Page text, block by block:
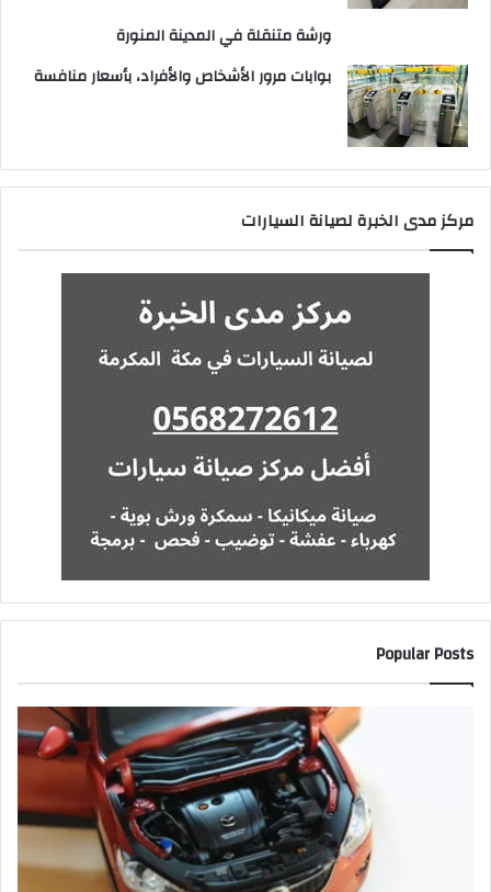
ورشة متنقلة في المدينة المنورة
بوابات مرور الأشخاص والأفراد، بأسعار منافسة
مركز مدى الخبرة لصيانة السيارات
Popular Posts